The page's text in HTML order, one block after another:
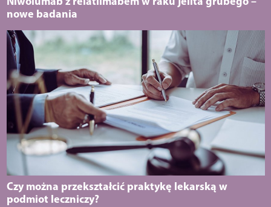
nowe badania
Czy można przekształcić praktykę lekarską w
podmiot leczniczy?